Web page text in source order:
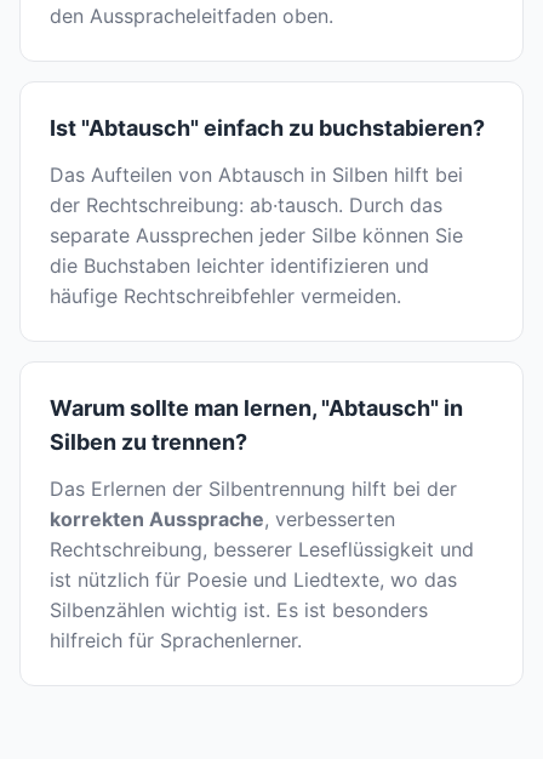
den Ausspracheleitfaden oben.
Ist "Abtausch" einfach zu buchstabieren?
Das Aufteilen von Abtausch in Silben hilft bei
der Rechtschreibung: ab·tausch. Durch das
separate Aussprechen jeder Silbe können Sie
die Buchstaben leichter identifizieren und
häufige Rechtschreibfehler vermeiden.
Warum sollte man lernen, "Abtausch" in
Silben zu trennen?
Das Erlernen der Silbentrennung hilft bei der
korrekten Aussprache, verbesserten
Rechtschreibung, besserer Leseflüssigkeit und
ist nützlich für Poesie und Liedtexte, wo das
Silbenzählen wichtig ist. Es ist besonders
hilfreich für Sprachenlerner.